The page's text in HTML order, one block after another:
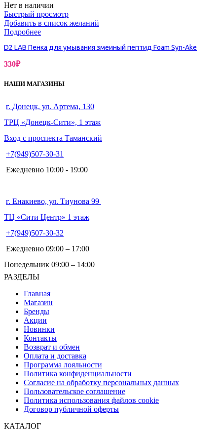
Нет в наличии
Быстрый просмотр
Добавить в список желаний
Подробнее
D2 LAB Пенка для умывания змеиный пептид Foam Syn-Ake
330₽
НАШИ МАГАЗИНЫ
г. Донецк, ул. Артема, 130
ТРЦ «Донецк-Сити», 1 этаж
Вход с проспекта Таманский
+7(949)507-30-31
Ежедневно 10:00 - 19:00
г. Енакиево, ул. Тиунова 99
ТЦ «Сити Центр» 1 этаж
+7(949)507-30-32
Ежедневно 09:00 – 17:00
Понедельник 09:00 – 14:00
РАЗДЕЛЫ
Главная
Магазин
Бренды
Акции
Новинки
Контакты
Возврат и обмен
Оплата и доставка
Программа лояльности
Политика конфиденциальности
Согласие на обработку персональных данных
Пользовательское соглашение
Политика использования файлов cookie
Договор публичной оферты
КАТАЛОГ